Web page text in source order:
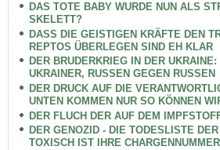
DAS TOTE BABY WURDE NUN ALS
SKELETT?
DASS DIE GEISTIGEN KRÄFTE DEN
REPTOS ÜBERLEGEN SIND EH KLAR
DER BRUDERKRIEG IN DER
UKRAINER, RUSSEN GEGEN RUSSEN
DER DRUCK AUF DIE
UNTEN KOMMEN NUR SO KÖNNEN
DER FLUCH DER AUF DEM
DER GENOZID - DIE TODESLISTE
TOXISCH IST IHRE